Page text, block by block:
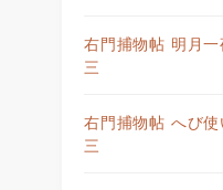
右門捕物帖 明月
三
右門捕物帖 へび
三